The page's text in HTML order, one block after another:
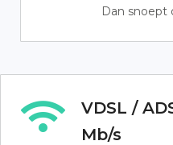
Dan snoept
VDSL /
Mb/s